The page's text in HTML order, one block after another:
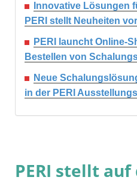
Innovative Lösungen
PERI stellt Neuheiten vor
PERI launcht Online-
Bestellen von
Neue
in der PERI
PERI stellt